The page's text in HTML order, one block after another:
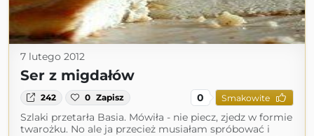
7 lutego 2012
Ser z migdałów
242 0 Zapisz 0 Smakowite
Szlaki przetarła Basia. Mówiła - nie piecz, zjedz w formie
twarożku. No ale ja przecież musiałam spróbować i